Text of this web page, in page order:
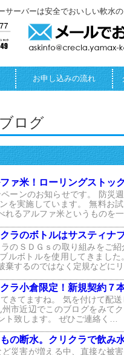
サーバーは安全でおいしい軟水
お申し込みの流れ
ログ
ァ米！ローリングストッ
ーンのお知らせです。 防災
を実施しています。 無料お試
れるアルファ米というものを
ラのボトルはサスティナ
のＳＤＧｓの取り組みをご
ルボトルを使用してきました
棄するのではなく定規などに
ラ小倉限定！新規契約７本(１
きてますね。 気を付けて配
市近辺でこのブログをみて
ト致します。 ぜひご連絡く…
の断水。クリクラで飲み水だけ
災害が増える中、直接な被